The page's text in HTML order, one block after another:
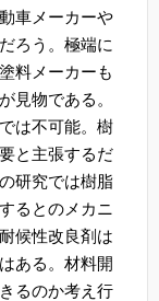
車メーカーや
ろう。極端に
料メーカーも
見物である。
は不可能。樹
と主張するだ
研究では樹脂
るとのメカニ
候性改良剤は
ある。材料開
るのか考え行